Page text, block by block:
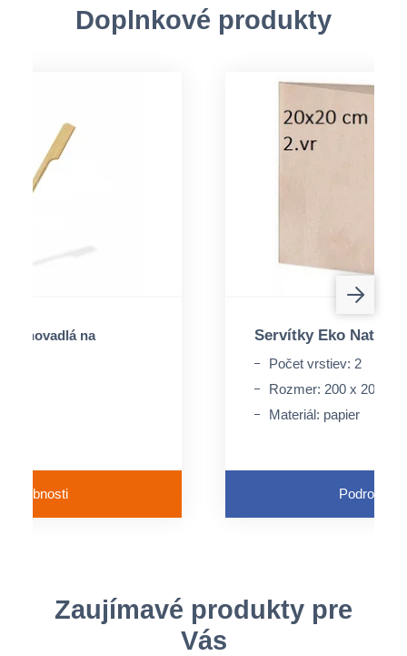
Doplnkové produkty
na
Servítky Eko Natural
Počet vrstiev: 2
Rozmer: 200 x 200
Materiál: papier
Zaujímavé produkty pre
Vás